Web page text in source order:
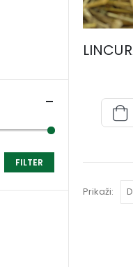
Prikaži:
FILTER